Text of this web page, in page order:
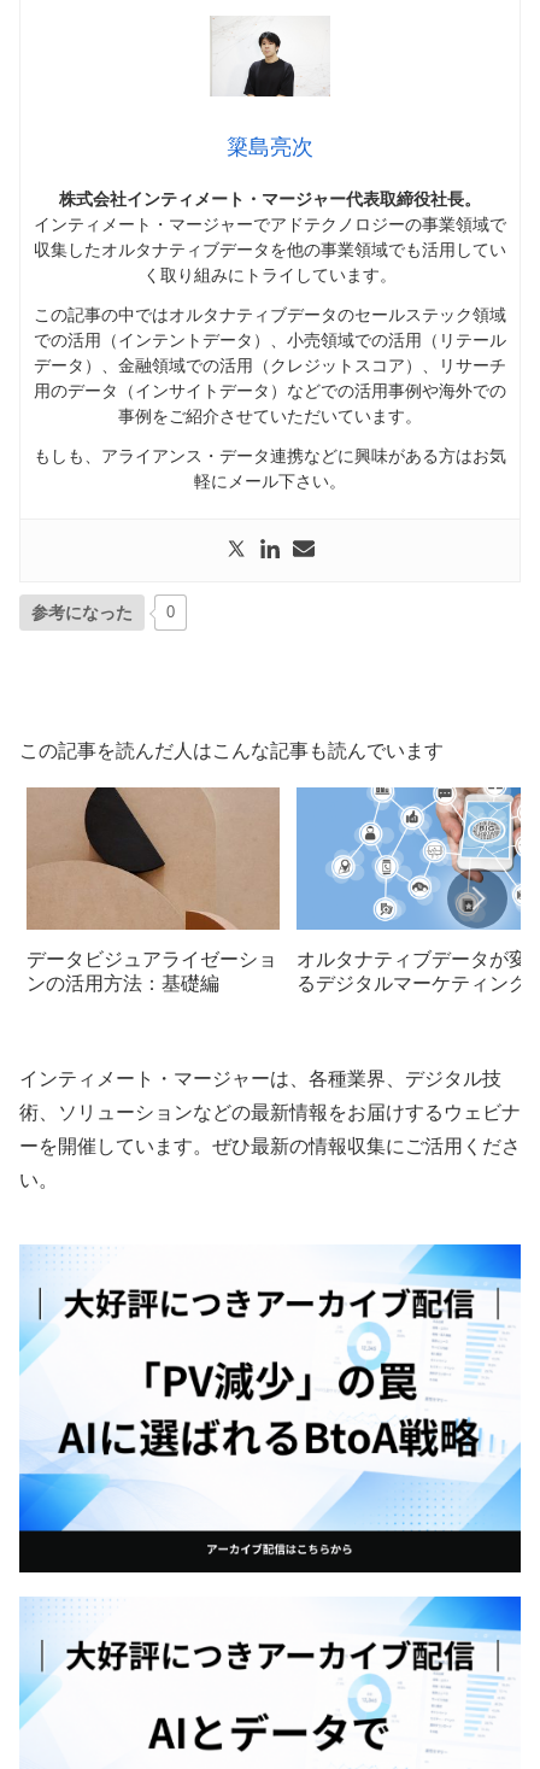
簗島亮次
株式会社インティメート・マージャー代表取締役社長。
インティメート・マージャーでアドテクノロジーの事業領域で
収集したオルタナティブデータを他の事業領域でも活用してい
く取り組みにトライしています。
この記事の中ではオルタナティブデータのセールステック領域
での活用（インテントデータ）、小売領域での活用（リテール
データ）、金融領域での活用（クレジットスコア）、リサーチ
用のデータ（インサイトデータ）などでの活用事例や海外での
事例をご紹介させていただいています。
もしも、アライアンス・データ連携などに興味がある方はお気
軽にメール下さい。
参考になった 0
この記事を読んだ人はこんな記事も読んでいます
データビジュアライゼーショ
ンの活用方法：基礎編
オルタナティブデータが変
るデジタルマーケティング
インティメート・マージャーは、各種業界、デジタル技
術、ソリューションなどの最新情報をお届けするウェビナ
ーを開催しています。ぜひ最新の情報収集にご活用くださ
い。